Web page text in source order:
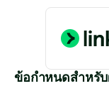
ข้อกำหนดสำหรั